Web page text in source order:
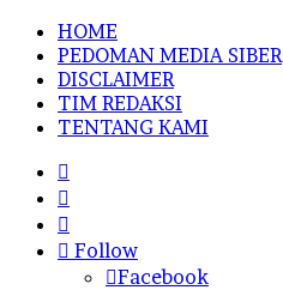
HOME
PEDOMAN MEDIA SIBER
DISCLAIMER
TIM REDAKSI
TENTANG KAMI
In
Follow
Facebook